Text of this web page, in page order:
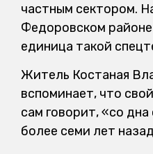
частным сектором.
Федоровском
единица такой
Житель Костаная
вспоминает, что
сам говорит, «со
более семи лет